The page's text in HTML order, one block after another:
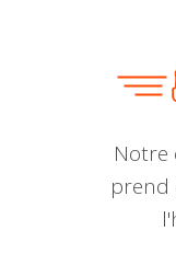
Notre
prend